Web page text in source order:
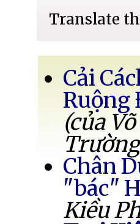
Translate
Cải
Ruộng
(của Võ
Chân
"bác"
Kiều